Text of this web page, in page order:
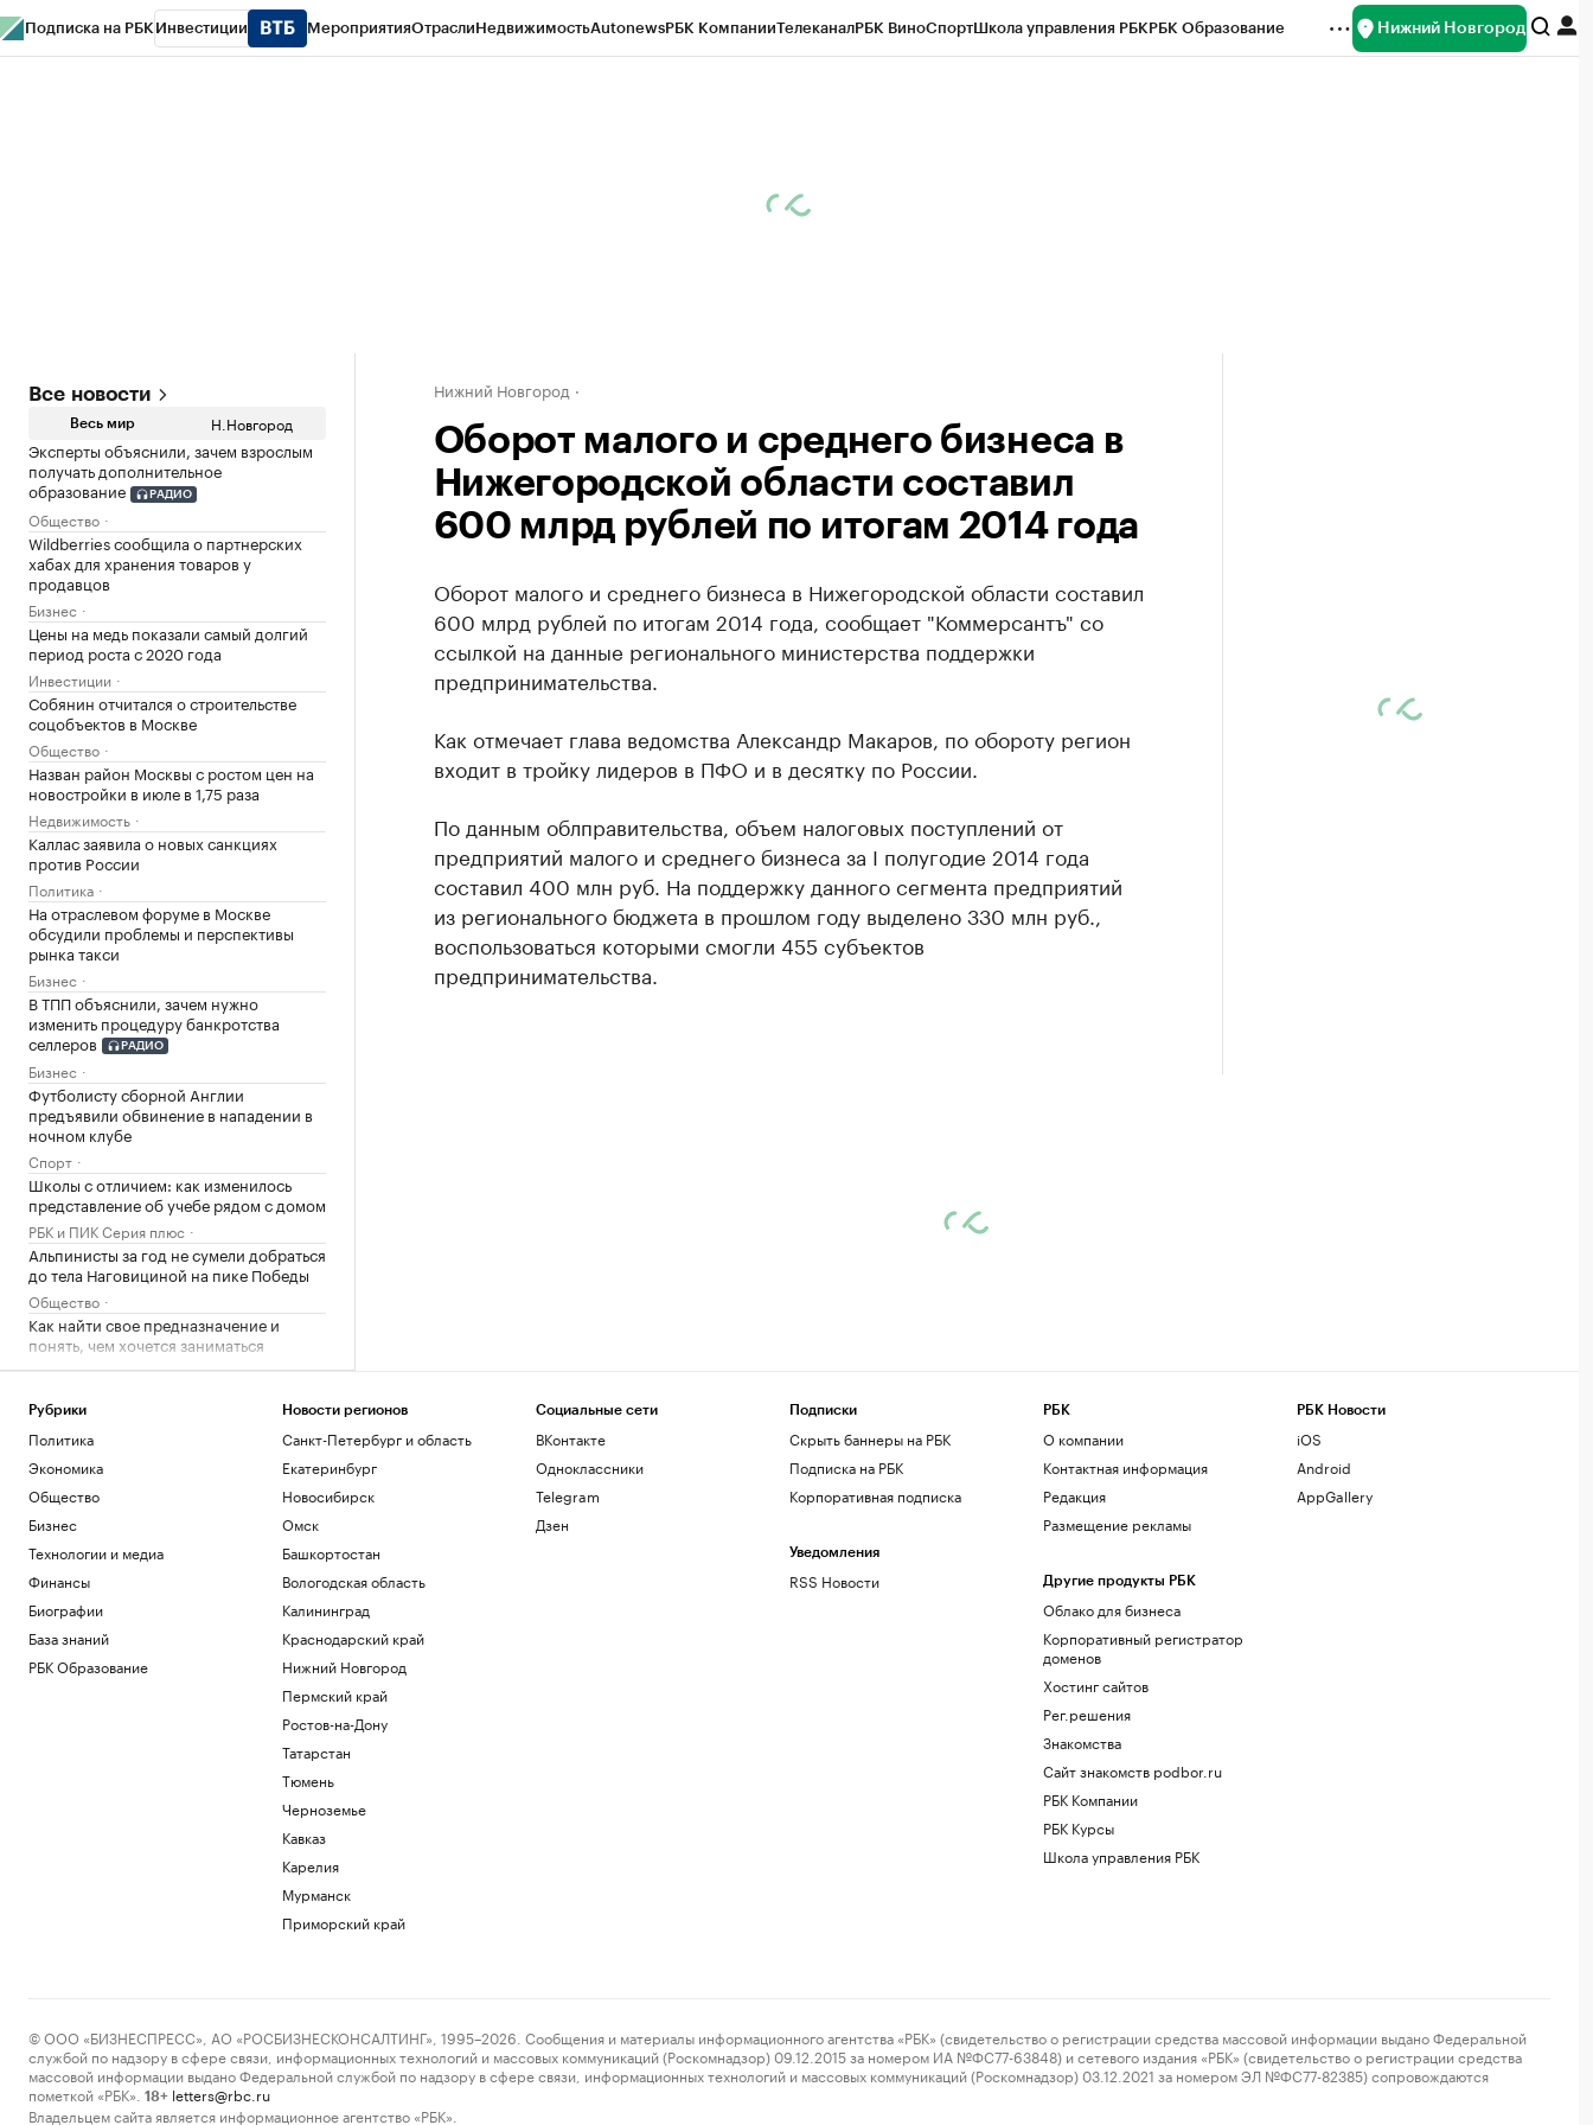
Подписка на РБК Инвестиции МероприятияОтраслиНедвижимостьAutonewsРБК КомпанииТелеканалРБК ВиноСпортШкола управления РБКРБК Образование Нижний Новгород
Все новости
Весь мир Н.Новгород
Эксперты объяснили, зачем взрослым
получать дополнительное
образование
РАДИО
Общество
Wildberries сообщила о партнерских
хабах для хранения товаров у
продавцов
Бизнес
Цены на медь показали самый долгий
период роста с 2020 года
Инвестиции
Собянин отчитался о строительстве
соцобъектов в Москве
Общество
Назван район Москвы с ростом цен на
новостройки в июле в 1,75 раза
Недвижимость
Каллас заявила о новых санкциях
против России
Политика
На отраслевом форуме в Москве
обсудили проблемы и перспективы
рынка такси
Бизнес
В ТПП объяснили, зачем нужно
изменить процедуру банкротства
селлеров
РАДИО
Бизнес
Футболисту сборной Англии
предъявили обвинение в нападении в
ночном клубе
Спорт
Школы с отличием: как изменилось
представление об учебе рядом с домом
РБК и ПИК Серия плюс
Альпинисты за год не сумели добраться
до тела Наговициной на пике Победы
Общество
Как найти свое предназначение и
понять, чем хочется заниматься
Образование
«сейчас или никогда»
Политика
Почему доллар поднялся выше ₽82: 3
Инвестиции
Путин провел оперативное совещание
с членами Совбеза
Политика
Путин поговорил по телефону с
президентом ОАЭ
Политика
Как выход на фондовый рынок изменил
В Ялте разминируют безэкипажный
Российский защитник Мироманов
Нижний Новгород
Оборот малого и среднего бизнеса в
Нижегородской области составил
600 млрд рублей по итогам 2014 года
Оборот малого и среднего бизнеса в Нижегородской области составил
600 млрд рублей по итогам 2014 года, сообщает "Коммерсантъ" со
ссылкой на данные регионального министерства поддержки
предпринимательства.
Как отмечает глава ведомства Александр Макаров, по обороту регион
входит в тройку лидеров в ПФО и в десятку по России.
По данным облправительства, объем налоговых поступлений от
предприятий малого и среднего бизнеса за I полугодие 2014 года
составил 400 млн руб. На поддержку данного сегмента предприятий
из регионального бюджета в прошлом году выделено 330 млн руб.,
воспользоваться которыми смогли 455 субъектов
предпринимательства.
Рубрики
Политика
Экономика
Общество
Бизнес
Технологии и медиа
Финансы
Биографии
База знаний
РБК Образование
Новости регионов
Санкт-Петербург и область
Екатеринбург
Новосибирск
Омск
Башкортостан
Вологодская область
Калининград
Краснодарский край
Нижний Новгород
Пермский край
Ростов-на-Дону
Татарстан
Тюмень
Черноземье
Кавказ
Карелия
Мурманск
Приморский край
Социальные сети
ВКонтакте
Одноклассники
Telegram
Дзен
Подписки
Скрыть баннеры на РБК
Подписка на РБК
Корпоративная подписка
Уведомления
RSS Новости
РБК
О компании
Контактная информация
Редакция
Размещение рекламы
Другие продукты РБК
Облако для бизнеса
Корпоративный регистратор
доменов
Хостинг сайтов
Рег.решения
Знакомства
Сайт знакомств podbor.ru
РБК Компании
РБК Курсы
Школа управления РБК
РБК Новости
iOS
Android
AppGallery
© ООО «БИЗНЕСПРЕСС», АО «РОСБИЗНЕСКОНСАЛТИНГ», 1995–2026. Сообщения и материалы информационного агентства «РБК» (свидетельство о регистрации средства массовой информации выдано Федеральной
службой по надзору в сфере связи, информационных технологий и массовых коммуникаций (Роскомнадзор) 09.12.2015 за номером ИА №ФС77-63848) и сетевого издания «РБК» (свидетельство о регистрации средства
массовой информации выдано Федеральной службой по надзору в сфере связи, информационных технологий и массовых коммуникаций (Роскомнадзор) 03.12.2021 за номером ЭЛ №ФС77-82385) сопровождаются
пометкой «РБК».
18+ letters@rbc.ru
Владельцем сайта является информационное агентство «РБК».